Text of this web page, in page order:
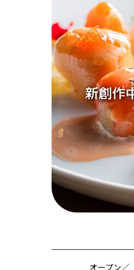
オープン／